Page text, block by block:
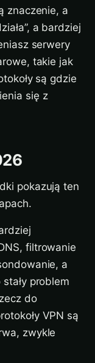
znaczenie, a
a bardziej
serwery
takie jak
są gdzie
się z
pokazują ten
filtrowanie
a
problem
do
VPN są
zwykle